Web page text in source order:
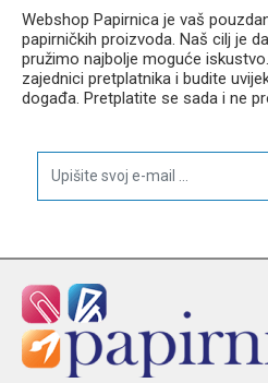
Webshop Papirnica je vaš
papirničkih proizvoda. Naš cilj je
pružimo najbolje moguće
zajednici pretplatnika i budite
događa. Pretplatite se sada i ne